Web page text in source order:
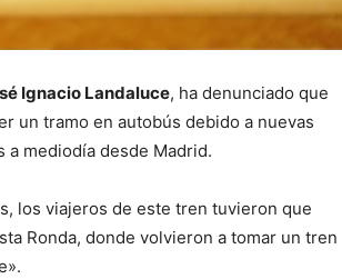
Ignacio Landaluce, ha denunciado que
un tramo en autobús debido a nuevas
a mediodía desde Madrid.
los viajeros de este tren tuvieron que
Ronda, donde volvieron a tomar un tren